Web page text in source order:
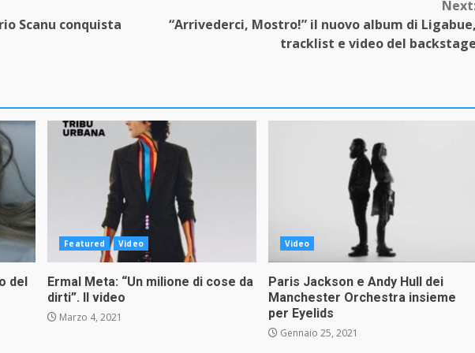
Scanu conquista
“Arrivederci, Mostro!” il nuovo album di Ligabue,
tracklist e video del backstage
del
Featured Video
Ermal Meta: “Un milione di cose da
dirti”. Il video
Marzo 4, 2021
Video
Paris Jackson e Andy Hull dei
Manchester Orchestra insieme
per Eyelids
Gennaio 25, 2021